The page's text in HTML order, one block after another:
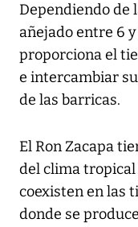
Dependiendo de
añejado entre 6
proporciona el
e intercambiar
de las barricas.
El Ron Zacapa
del clima tropical
coexisten en las
donde se